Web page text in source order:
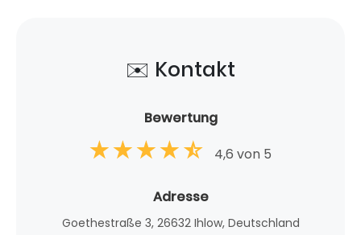
✉️ Kontakt
Bewertung
4,6 von 5
Adresse
Goethestraße 3, 26632 Ihlow, Deutschland